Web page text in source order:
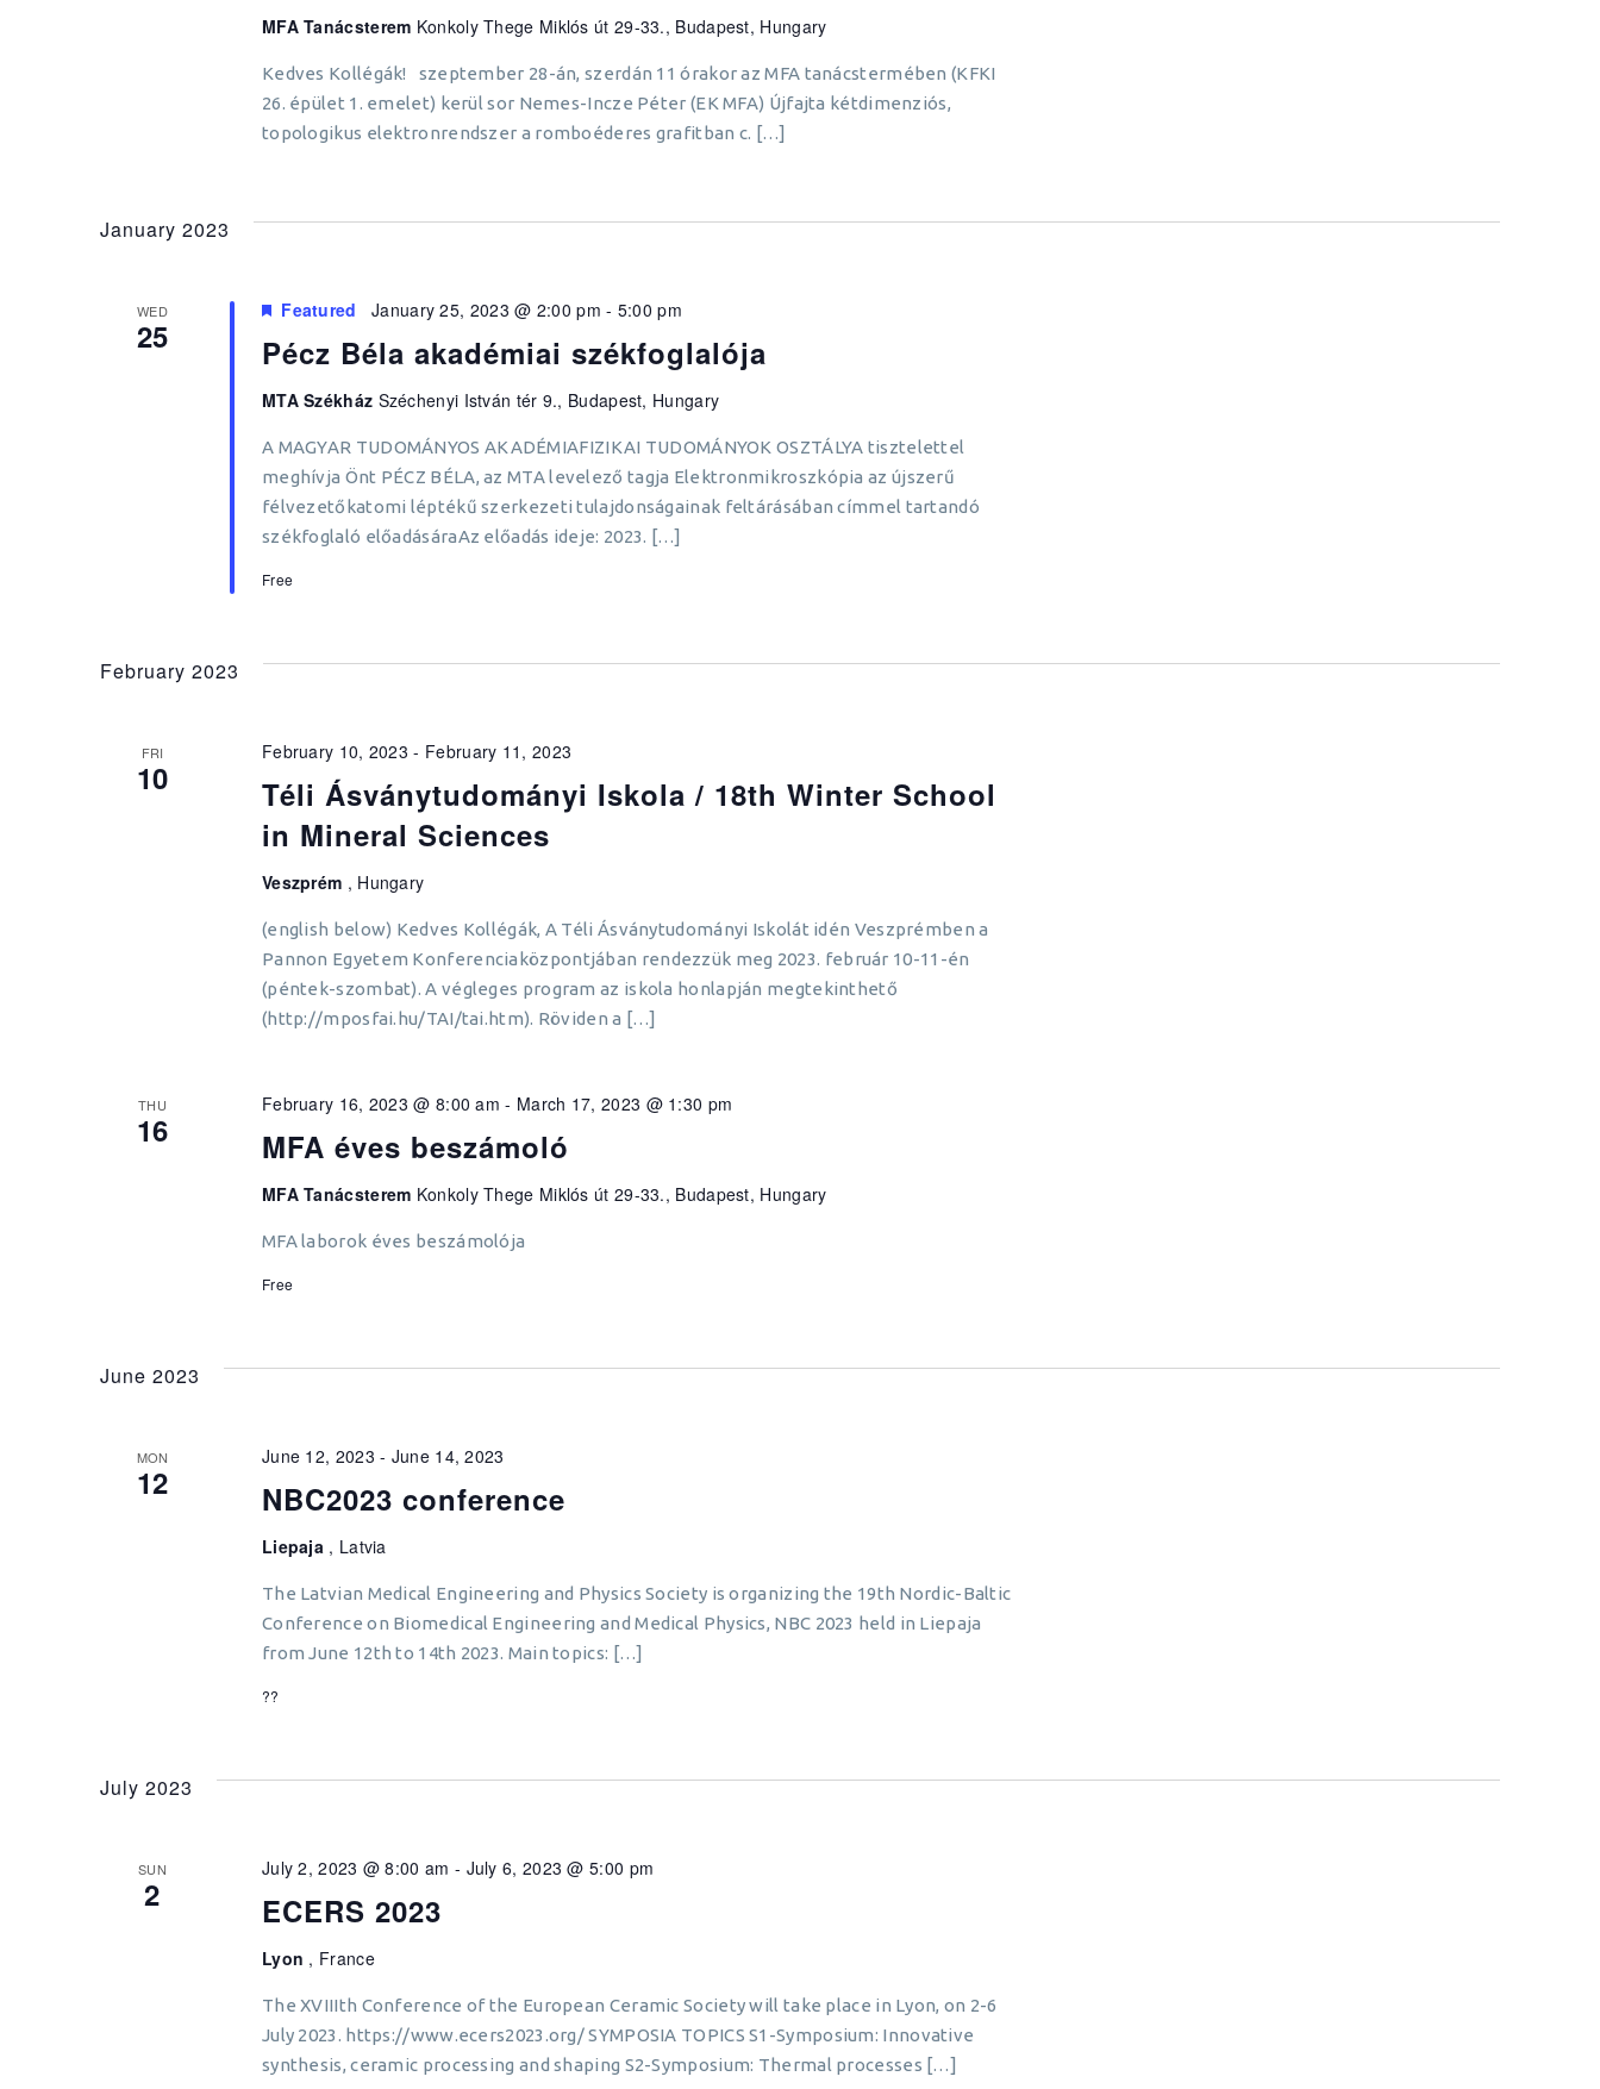
MFA Tanácsterem Konkoly Thege Miklós út 29-33., Budapest, Hungary
Kedves Kollégák! szeptember 28-án, szerdán 11 órakor az MFA tanácstermében (KFKI
26. épület 1. emelet) kerül sor Nemes-Incze Péter (EK MFA) Újfajta kétdimenziós,
topologikus elektronrendszer a romboéderes grafitban c. […]
January 2023
WED
25 Pécz Béla akadémiai székfoglalója
Featured January 25, 2023 @ 2:00 pm - 5:00 pm
MTA Székház Széchenyi István tér 9., Budapest, Hungary
A MAGYAR TUDOMÁNYOS AKADÉMIAFIZIKAI TUDOMÁNYOK OSZTÁLYA tisztelettel
meghívja Önt PÉCZ BÉLA, az MTA levelező tagja Elektronmikroszkópia az újszerű
félvezetőkatomi léptékű szerkezeti tulajdonságainak feltárásában címmel tartandó
székfoglaló előadásáraAz előadás ideje: 2023. […]
Free
February 2023
FRI
10
Téli Ásványtudományi Iskola / 18th Winter School
in Mineral Sciences
February 10, 2023 - February 11, 2023
Veszprém , Hungary
(english below) Kedves Kollégák, A Téli Ásványtudományi Iskolát idén Veszprémben a
Pannon Egyetem Konferenciaközpontjában rendezzük meg 2023. február 10-11-én
(péntek-szombat). A végleges program az iskola honlapján megtekinthető
(http://mposfai.hu/TAI/tai.htm). Röviden a […]
THU
16 MFA éves beszámoló
February 16, 2023 @ 8:00 am - March 17, 2023 @ 1:30 pm
MFA Tanácsterem Konkoly Thege Miklós út 29-33., Budapest, Hungary
MFA laborok éves beszámolója
Free
June 2023
MON
12 NBC2023 conference
June 12, 2023 - June 14, 2023
Liepaja , Latvia
The Latvian Medical Engineering and Physics Society is organizing the 19th Nordic-Baltic
Conference on Biomedical Engineering and Medical Physics, NBC 2023 held in Liepaja
from June 12th to 14th 2023. Main topics: […]
??
July 2023
SUN
2 ECERS 2023
July 2, 2023 @ 8:00 am - July 6, 2023 @ 5:00 pm
Lyon , France
The XVIIIth Conference of the European Ceramic Society will take place in Lyon, on 2-6
July 2023. https://www.ecers2023.org/ SYMPOSIA TOPICS S1-Symposium: Innovative
synthesis, ceramic processing and shaping S2-Symposium: Thermal processes […]